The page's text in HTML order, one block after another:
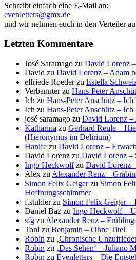
Schreibt einfach eine E-Mail an:
evenletters@gmx.de
und wir nehmen euch in den Verteiler
Letzten Kommentare
José Saramago zu David Lorenz
David zu David Lorenz – Adam
elfriede Roederzu Estella
Verbannterzu Hans-Peter
Ich zu Hans-Peter Anschütz – Ich
Ich zu Hans-Peter Anschütz – Ich
josé saramago zu David Lorenz –
Katharina zu Gerhard Reule –
(Hieronymus im Delirium)
Hanife zu David Lorenz –
David Lorenz zu David Lorenz –
Ingo Heckwolfzu David Lorenz
Alex zu Alexander Renz –
Simon Felix Geigerzu Simon
Hoffnungsschimmer
f.stuhlerzu Simon Felix Geiger –
Daniel Baz zu Ingo Heckwolf –
sfg zu Alexander Renz –
Toni zu Benjamin – Ohne Titel
Robin zu ‚Chronische
Robin zu ‚Das Sehen‘ – Juliano
Robin zu Evenletters – Die